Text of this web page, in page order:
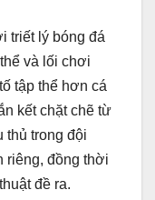
triết lý bóng đá
và lối chơi
tập thể hơn cá
kết chặt chẽ từ
thủ trong đội
riêng, đồng thời
đề ra.